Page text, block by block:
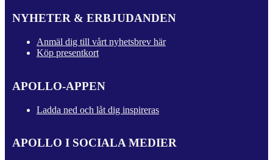
NYHETER & ERBJUDANDEN
Anmäl dig till vårt nyhetsbrev här
Köp presentkort
APOLLO-APPEN
Ladda ned och låt dig inspireras
APOLLO I SOCIALA MEDIER